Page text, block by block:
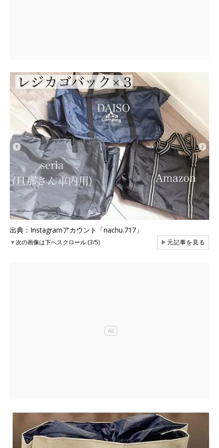
出典：Instagramアカウント「nachu.717」
▼次の画像は下へスクロール (3/5) ▶元記事を見る